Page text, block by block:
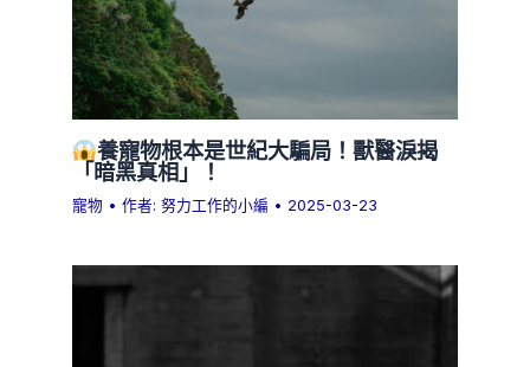
養寵物根本是世紀大騙局！獸醫淚揭
「暗黑真相」！
寵物 • 作者:努力工作的小編 • 2025-03-23